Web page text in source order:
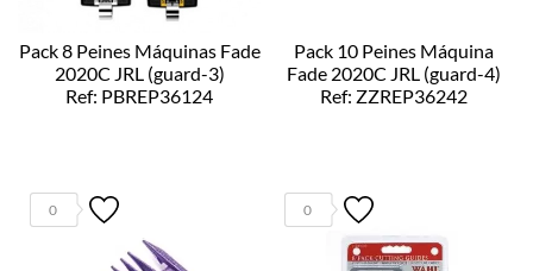
Pack 8 Peines Máquinas Fade
2020C JRL (guard-3)
Ref: PBREP36124
Pack 10 Peines Máquina
Fade 2020C JRL (guard-4)
Ref: ZZREP36242
0 0